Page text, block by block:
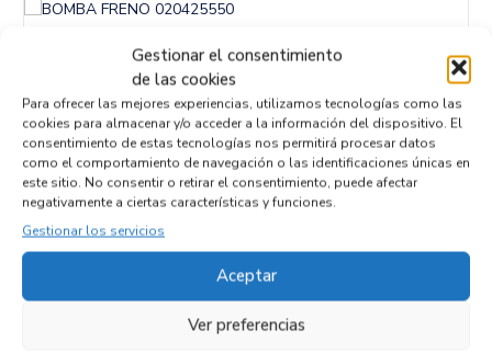
Gestionar el consentimiento
de las cookies
Para ofrecer las mejores experiencias, utilizamos tecnologías como las
cookies para almacenar y/o acceder a la información del dispositivo. El
consentimiento de estas tecnologías nos permitirá procesar datos
como el comportamiento de navegación o las identificaciones únicas en
este sitio. No consentir o retirar el consentimiento, puede afectar
negativamente a ciertas características y funciones.
Gestionar los servicios
Aceptar
Ver preferencias
BOMBA FRENO 020425550
Recambios IVECO DAILY FURGÓN
Referencia ID:
147058
Referencia OEM: 020425550
42,95€ (IVA no incluído)